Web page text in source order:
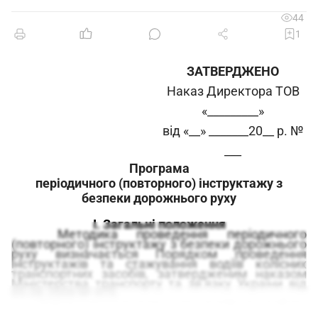
44
1
ЗАТВЕРДЖЕНО
Наказ Директора ТОВ
«_________»
від «__» _______20__ р. №
Програма
періодичного (повторного) інструктажу з
безпеки дорожнього руху
I. Загальні положення
Методика проведення періодичного
(повторного) інструктажу з безпеки дорожнього
руху визначається Порядком проведення
інструктажів та стажування водіїв колісних
транспортних засобів, затвердженим наказом
Міністерства транспорту та зв’язку України від